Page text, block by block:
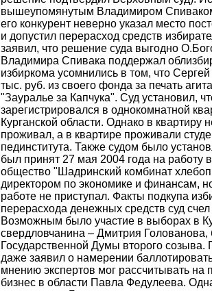
вышеупомянутым Владимиром
его конкурент неверно указал место
и допустил перерасход средств
заявил, что решение суда выгодно
Владимира Спивака поддержал
избиркома усомнились в том, что
тыс. руб. из своего фонда за печать
"Зауралье за Капчука". Суд установил,
зарегистрировался в однокомнатной
Курганской области. Однако в квартиру
проживал, а в квартире проживали
пединститута. Также судом было
был принят 27 мая 2004 года на работу
общество "Шадринский комбинат
директором по экономике и финансам,
работе не приступал. Факты подкупа
перерасхода денежных средств суд
Возможным было участие в выборах в
свердловчанина – Дмитрия Голованова,
Государственной Думы второго созыва.
даже заявил о намерении
мнению экспертов мог рассчитывать
бизнес в области Павла Федулеева.